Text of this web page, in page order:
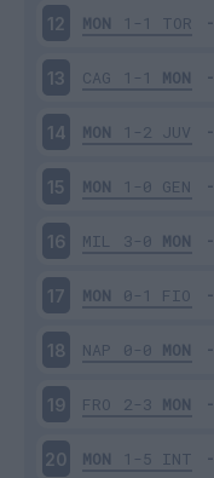
12 MON 1-1 TOR
13 CAG 1-1 MON
14 MON 1-2 JUV
15 MON 1-0 GEN
16 MIL 3-0 MON
17 MON 0-1 FIO
18 NAP 0-0 MON
19 FRO 2-3 MON
20 MON 1-5 INT